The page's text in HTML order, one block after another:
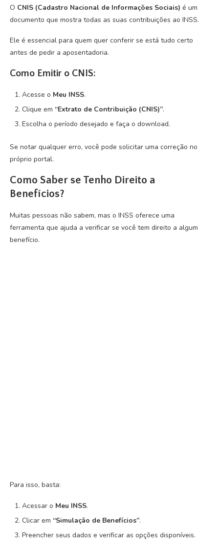
O CNIS (Cadastro Nacional de Informações Sociais) é um
documento que mostra todas as suas contribuições ao INSS.
Ele é essencial para quem quer conferir se está tudo certo
antes de pedir a aposentadoria.
Como Emitir o CNIS:
Acesse o Meu INSS.
Clique em “Extrato de Contribuição (CNIS)”.
Escolha o período desejado e faça o download.
Se notar qualquer erro, você pode solicitar uma correção no
próprio portal.
Como Saber se Tenho Direito a
Benefícios?
Muitas pessoas não sabem, mas o INSS oferece uma
ferramenta que ajuda a verificar se você tem direito a algum
benefício.
Para isso, basta:
Acessar o Meu INSS.
Clicar em “Simulação de Benefícios”.
Preencher seus dados e verificar as opções disponíveis.